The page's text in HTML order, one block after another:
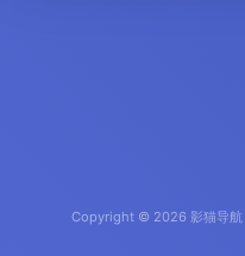
Copyright © 2026 影猫导航